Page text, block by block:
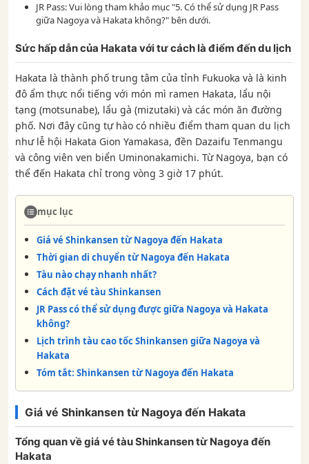
JR Pass: Vui lòng tham khảo mục "5. Có thể sử dụng JR Pass
giữa Nagoya và Hakata không?" bên dưới.
Sức hấp dẫn của Hakata với tư cách là điểm đến du lịch
Hakata là thành phố trung tâm của tỉnh Fukuoka và là kinh
đô ẩm thực nổi tiếng với món mì ramen Hakata, lẩu nội
tạng (motsunabe), lẩu gà (mizutaki) và các món ăn đường
phố. Nơi đây cũng tự hào có nhiều điểm tham quan du lịch
như lễ hội Hakata Gion Yamakasa, đền Dazaifu Tenmangu
và công viên ven biển Uminonakamichi. Từ Nagoya, bạn có
thể đến Hakata chỉ trong vòng 3 giờ 17 phút.
mục lục
Giá vé Shinkansen từ Nagoya đến Hakata
Thời gian di chuyển từ Nagoya đến Hakata
Tàu nào chạy nhanh nhất?
Cách đặt vé tàu Shinkansen
JR Pass có thể sử dụng được giữa Nagoya và Hakata
không?
Lịch trình tàu cao tốc Shinkansen giữa Nagoya và
Hakata
Tóm tắt: Shinkansen từ Nagoya đến Hakata
Giá vé Shinkansen từ Nagoya đến Hakata
Tổng quan về giá vé tàu Shinkansen từ Nagoya đến
Hakata